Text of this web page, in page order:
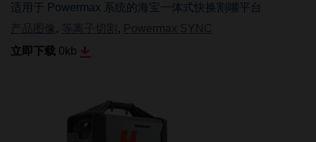
适用于 Powermax 系统的海宝一体式快换割嘴平台
产品图像 , 等离子切割 , Powermax SYNC
立即下载 0 kb